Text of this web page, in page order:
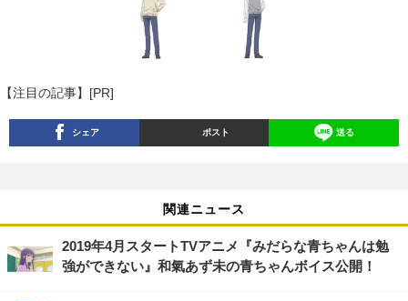
【注目の記事】[PR]
シェア ポスト 送る
関連ニュース
2019年4月スタートTVアニメ『みだらな青ちゃんは勉
強ができない』和氣あず未の青ちゃんボイス公開！